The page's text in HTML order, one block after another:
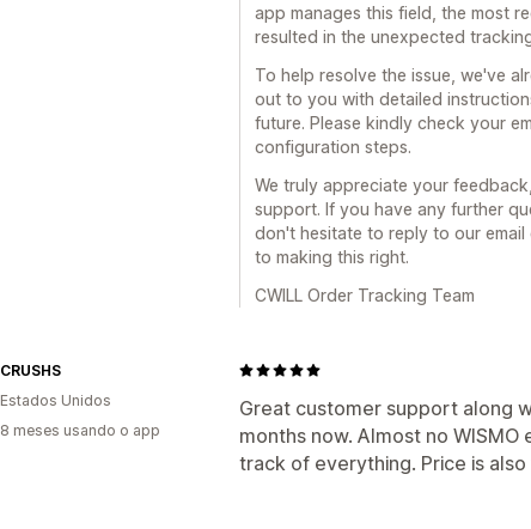
app manages this field, the most
resulted in the unexpected
To help resolve the issue, we've
out to you with detailed
future. Please kindly check your
configuration steps.
We truly appreciate your
support. If you have any further
don't hesitate to reply to our email
to making this right.
CWILL Order Tracking Team
Great customer support along
months now. Almost no
track of everything. Price is
CRUSHS
Estados Unidos
8 meses usando o app